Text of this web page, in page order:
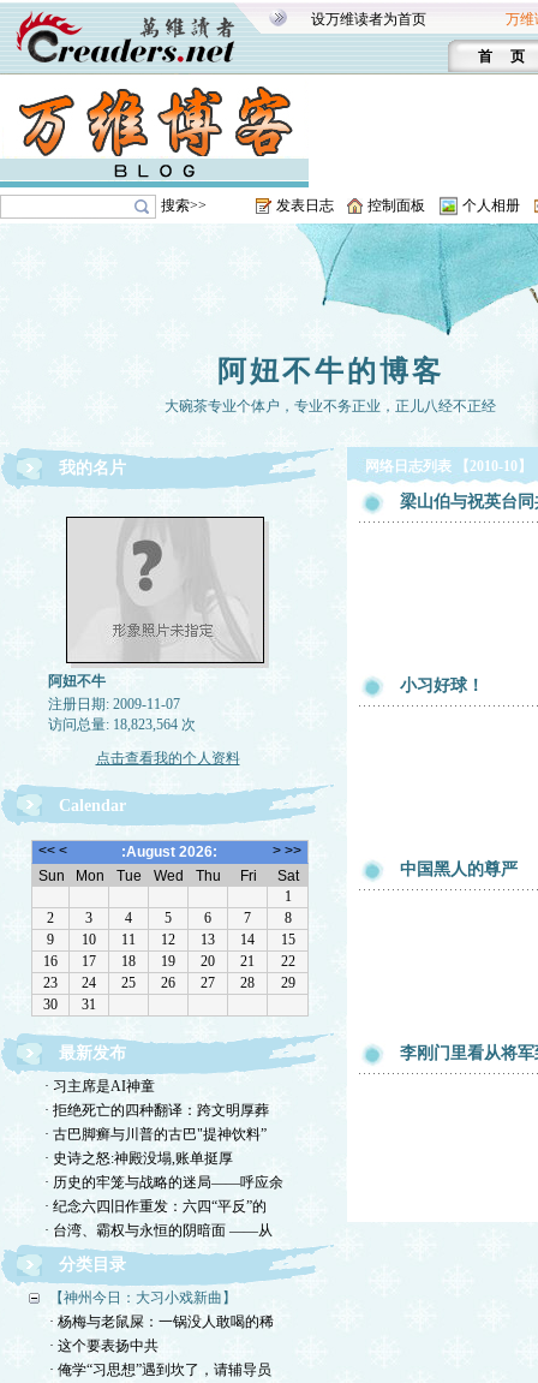
设万维读者为首页 万维
首 页
搜索>> 发表日志 控制面板 个人相册
阿妞不牛的博客
大碗茶专业个体户，专业不务正业，正儿八经不正经
我的名片
阿妞不牛
注册日期: 2009-11-07
访问总量: 18,823,564 次
点击查看我的个人资料
Calendar
最新发布
· 习主席是AI神童
· 拒绝死亡的四种翻译：跨文明厚葬
· 古巴脚癣与川普的古巴"提神饮料”
· 史诗之怒:神殿没塌,账单挺厚
· 历史的牢笼与战略的迷局——呼应余
· 纪念六四旧作重发：六四“平反”的
· 台湾、霸权与永恒的阴暗面 ——从
分类目录
【神州今日：大习小戏新曲】
· 杨梅与老鼠屎：一锅没人敢喝的稀
· 这个要表扬中共
· 俺学“习思想”遇到坎了，请辅导员
网络日志列表 【2010-10】
梁山伯与祝英台
小习好球！
中国黑人的尊严
李刚门里看从将